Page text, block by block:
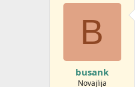
B
busank
Novajlija